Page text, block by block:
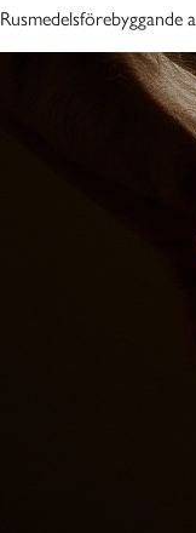
Rusmedelsförebyggande